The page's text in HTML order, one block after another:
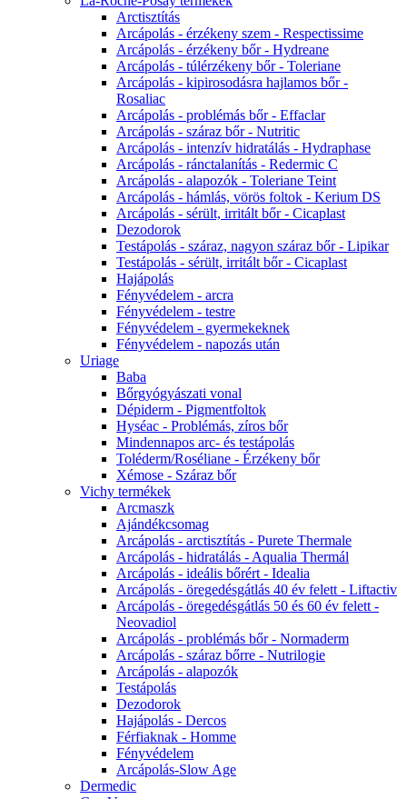
Arctisztítás
Arcápolás - érzékeny szem - Respectissime
Arcápolás - érzékeny bőr - Hydreane
Arcápolás - túlérzékeny bőr - Toleriane
Arcápolás - kipirosodásra hajlamos bőr -
Rosaliac
Arcápolás - problémás bőr - Effaclar
Arcápolás - száraz bőr - Nutritic
Arcápolás - intenzív hidratálás - Hydraphase
Arcápolás - ránctalanítás - Redermic C
Arcápolás - alapozók - Toleriane Teint
Arcápolás - hámlás, vörös foltok - Kerium DS
Arcápolás - sérült, irritált bőr - Cicaplast
Dezodorok
Testápolás - száraz, nagyon száraz bőr - Lipikar
Testápolás - sérült, irritált bőr - Cicaplast
Hajápolás
Fényvédelem - arcra
Fényvédelem - testre
Fényvédelem - gyermekeknek
Fényvédelem - napozás után
Uriage
Baba
Bőrgyógyászati vonal
Dépiderm - Pigmentfoltok
Hyséac - Problémás, zíros bőr
Mindennapos arc- és testápolás
Toléderm/Roséliane - Érzékeny bőr
Xémose - Száraz bőr
Vichy termékek
Arcmaszk
Ajándékcsomag
Arcápolás - arctisztítás - Purete Thermale
Arcápolás - hidratálás - Aqualia Thermál
Arcápolás - ideális bőrért - Idealia
Arcápolás - öregedésgátlás 40 év felett - Liftactiv
Arcápolás - öregedésgátlás 50 és 60 év felett -
Neovadiol
Arcápolás - problémás bőr - Normaderm
Arcápolás - száraz bőrre - Nutrilogie
Arcápolás - alapozók
Testápolás
Dezodorok
Hajápolás - Dercos
Férfiaknak - Homme
Fényvédelem
Arcápolás-Slow Age
Dermedic